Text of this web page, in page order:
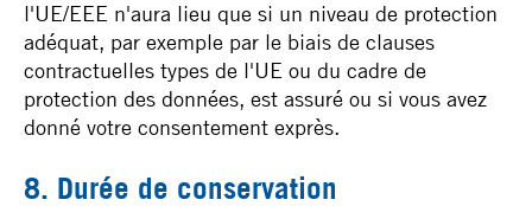
l'UE/EEE n'aura lieu que si un niveau de protection
adéquat, par exemple par le biais de clauses
contractuelles types de l'UE ou du cadre de
protection des données, est assuré ou si vous avez
donné votre consentement exprès.
8. Durée de conservation